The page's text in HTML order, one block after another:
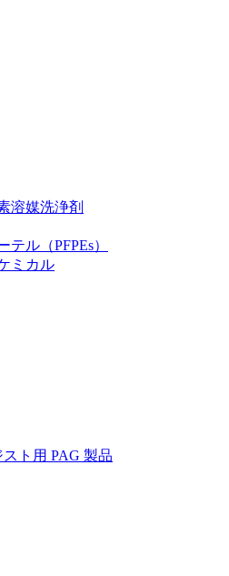
溶媒洗浄剤
ル（PFPEs）
ミカル
ト用 PAG 製品